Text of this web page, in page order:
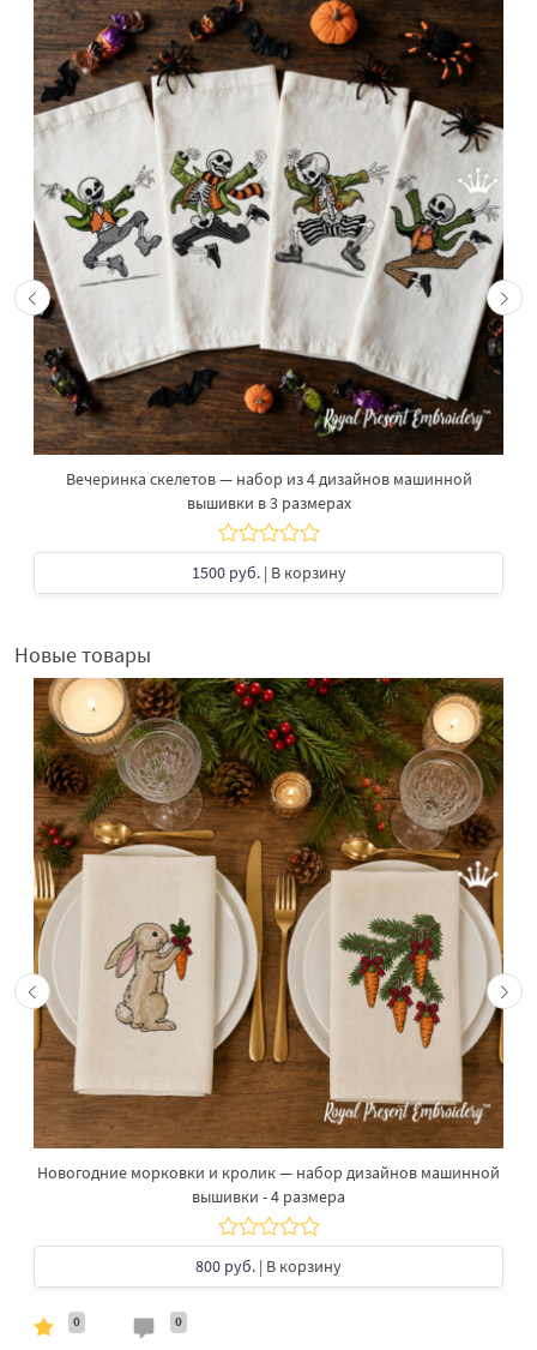
Вечеринка скелетов — набор из 4 дизайнов машинной
вышивки в 3 размерах
1500 руб.| В корзину
Новые товары
Новогодние морковки и кролик — набор дизайнов машинной
вышивки - 4 размера
800 руб. | В корзину
0 0